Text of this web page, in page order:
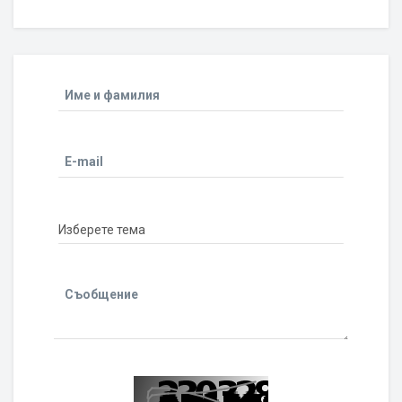
Име и фамилия
E-mail
Съобщение